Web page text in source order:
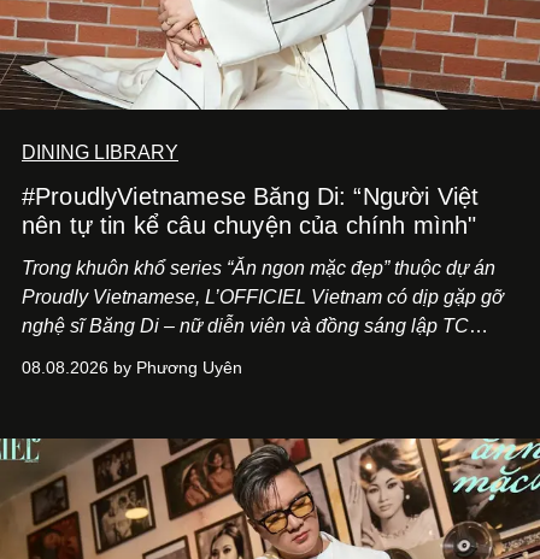
DINING LIBRARY
#ProudlyVietnamese Băng Di: “Người Việt
nên tự tin kể câu chuyện của chính mình"
Trong khuôn khổ series “Ăn ngon mặc đẹp” thuộc dự án
Proudly Vietnamese, L’OFFICIEL Vietnam có dịp gặp gỡ
nghệ sĩ Băng Di – nữ diễn viên và đồng sáng lập TC
Kitchen Bar và SALEM tại TP.HCM.
08.08.2026 by Phương Uyên